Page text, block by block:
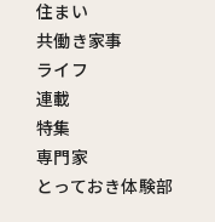
住まい
共働き家事
ライフ
連載
特集
専門家
とっておき体験部